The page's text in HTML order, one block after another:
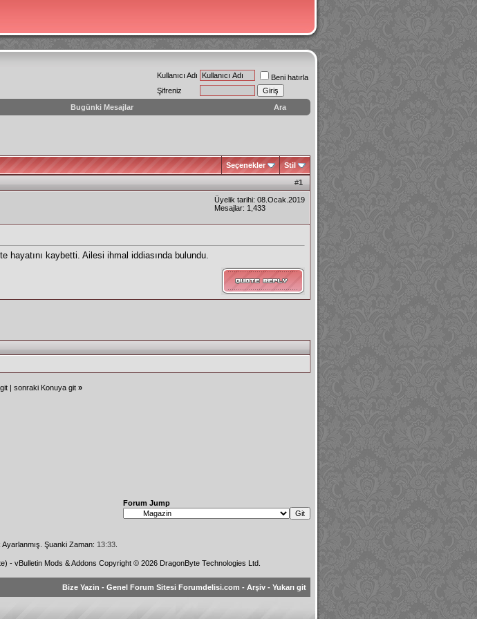
Kullanıcı Adı
Beni hatırla
Şifreniz
Bugünki Mesajlar Ara
Seçenekler Stil
#1
Üyelik tarihi: 08.Ocak.2019
Mesajlar: 1,433
kaybetti. Ailesi ihmal iddiasında bulundu.
| sonraki Konuya git »
Forum Jump
Şuanki Zaman: 13:33.
- vBulletin Mods & Addons Copyright © 2026 DragonByte Technologies Ltd.
Bize Yazin - Genel Forum Sitesi Forumdelisi.com - Arşiv - Yukarı git